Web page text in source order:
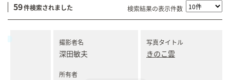
59件検索されました 検索結果の表示件数
撮影者名
深田敏夫
所有者
写真タイトル
きのこ雲